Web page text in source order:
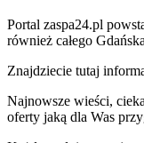
Portal zaspa24.pl
również całego
Znajdziecie tutaj
Najnowsze wieści,
oferty jaką dla Was